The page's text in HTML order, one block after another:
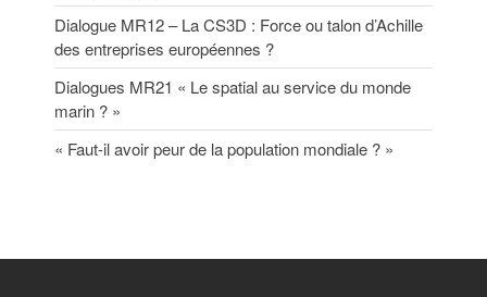
Dialogue MR12 – La CS3D : Force ou talon d’Achille
des entreprises européennes ?
Dialogues MR21 « Le spatial au service du monde
marin ? »
« Faut-il avoir peur de la population mondiale ? »